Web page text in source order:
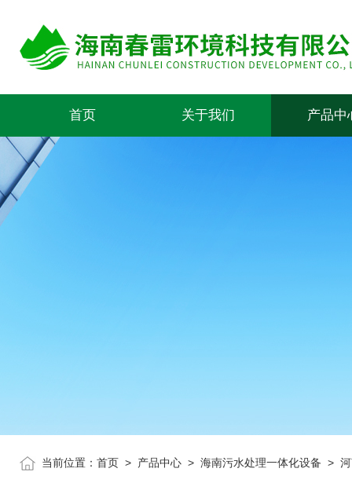
首页 关于我们 产品中
当前位置： 首页 > 产品中心 > 海南污水处理一体化设备 >